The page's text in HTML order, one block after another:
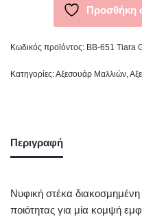
Προσθήκη
Κωδικός προϊόντος: BB-651 Tiara
Κατηγορίες:Αξεσουάρ Μαλλιών,
Περιγραφή
Νυφική στέκα
ποιότητας για μία κομψή